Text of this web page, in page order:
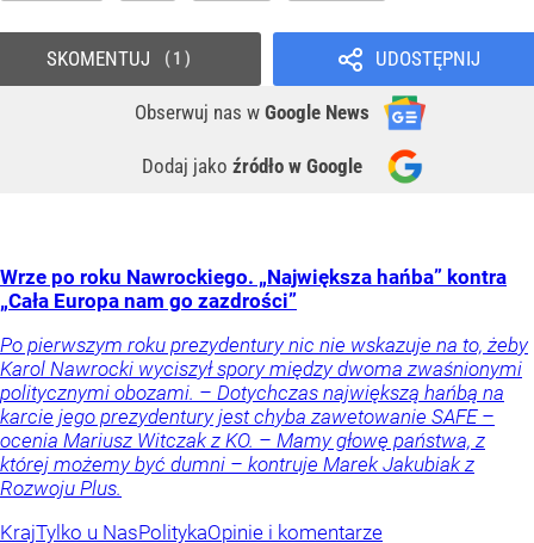
UDOSTĘPNIJ
Obserwuj nas w Google News
Dodaj jako źródło w Google
SKOMENTUJ 1
Wrze po roku Nawrockiego. „Największa hańba” kontra
„Cała Europa nam go zazdrości”
Po pierwszym roku prezydentury nic nie wskazuje na to, żeby
Karol Nawrocki wyciszył spory między dwoma zwaśnionymi
politycznymi obozami. – Dotychczas największą hańbą na
karcie jego prezydentury jest chyba zawetowanie SAFE –
ocenia Mariusz Witczak z KO. – Mamy głowę państwa, z
której możemy być dumni – kontruje Marek Jakubiak z
Rozwoju Plus.
KrajTylko u NasPolitykaOpinie i komentarze